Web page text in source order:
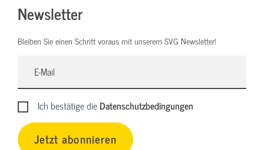
Newsletter
Bleiben Sie einen Schritt voraus mit unserem SVG Newsletter!
Ich bestätige dieDatenschutzbedingungen
Jetzt abonnieren